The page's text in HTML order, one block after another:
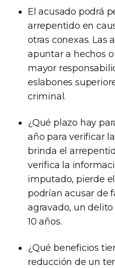
El acusado podrá
arrepentido en
otras conexas. Las
apuntar a hechos
mayor
eslabones
criminal.
¿Qué plazo hay
año para verificar
brinda el
verifica la
imputado, pierde
podrían acusar de
agravado, un
10 años.
¿Qué beneficios
reducción de un